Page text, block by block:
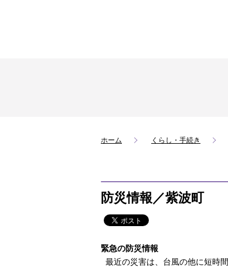
ホーム くらし・手続き
防災情報／紫波町
緊急の防災情報
最近の災害は、台風の他に短時